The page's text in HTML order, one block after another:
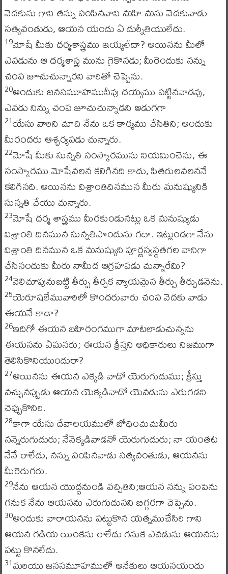
వెదకును గాని తన్ను పంపినవాని మహి మను వెదకువాడు
సత్యవంతుడు, ఆయన యందు ఏ దుర్నీతియులేదు.
19మోషే మీకు ధర్మశాస్త్రము ఇయ్యలేదా? అయినను మీలో
ఎవడును ఆ ధర్మశాస్త్ర మును గైకొనడు; మీరెందుకు నన్ను
చంప జూచుచున్నారని వారితో చెప్పెను.
20అందుకు జనసమూహమునీవు దయ్యము పట్టినవాడవు,
ఎవడు నిన్ను చంప జూచుచున్నాడని అడుగగా
21యేసు వారిని చూచి నేను ఒక కార్యము చేసితిని; అందుకు
మీరందరు ఆశ్చర్యపడు చున్నారు.
22మోషే మీకు సున్నతి సంస్కారమును నియమించెను, ఈ
సంస్కారము మోషేవలన కలిగినది కాదు, పితరులవలననే
కలిగినది. అయినను విశ్రాంతిదినమున మీరు మనుష్యునికి
సున్నతి చేయు చున్నారు.
23మోషే ధర్మ శాస్త్రము మీరకుండునట్లు ఒక మనుష్యుడు
విశ్రాంతి దినమున సున్నతిపొందును గదా. ఇట్లుండగా నేను
విశ్రాంతి దినమున ఒక మనుష్యుని పూర్ణస్వస్థతగల వానిగా
చేసినందుకు మీరు నామీద ఆగ్రహపడు చున్నారేమి?
24వెలిచూపునుబట్టి తీర్పు తీర్చక న్యాయమైన తీర్పు తీర్చుడనెను.
25యెరూషలేమువారిలో కొందరువారు చంప వెదకు వాడు
ఈయనే కాడా?
26ఇదిగో ఈయన బహిరంగముగా మాటలాడుచున్నను
ఈయనను ఏమనరు; ఈయన క్రీస్తని అధికారులు నిజముగా
తెలిసికొనియుందురా?
27అయినను ఈయన ఎక్కడి వాడో యెరుగుదుము; క్రీస్తు
వచ్చునప్పుడు ఆయన యెక్కడివాడో యెవడును ఎరుగడని
చెప్పుకొనిరి.
28కాగా యేసు దేవాలయములో బోధించుచుమీరు
నన్నెరుగుదురు; నేనెక్కడివాడనో యెరుగుదురు; నా యంతట
నేనే రాలేదు, నన్ను పంపినవాడు సత్యవంతుడు, ఆయనను
మీరెరుగరు.
29నేను ఆయన యొద్దనుండి వచ్చితిని;ఆయన నన్ను పంపెను
గనుక నేను ఆయనను ఎరుగుదునని బిగ్గరగా చెప్పెను.
30అందుకు వారాయనను పట్టుకొన యత్నముచేసిరి గాని
ఆయన గడియ యింకను రాలేదు గనుక ఎవడును ఆయనను
పట్టు కొనలేదు.
31మరియు జనసమూహములో అనేకులు ఆయనయందు